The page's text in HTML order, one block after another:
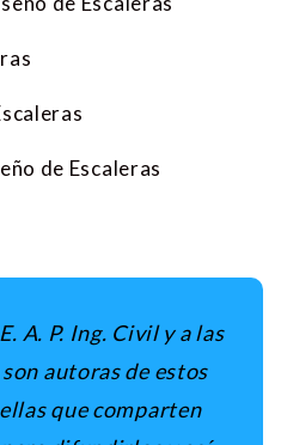
de Escaleras
A. P. Ing. Civil y a las
autoras de estos
que comparten